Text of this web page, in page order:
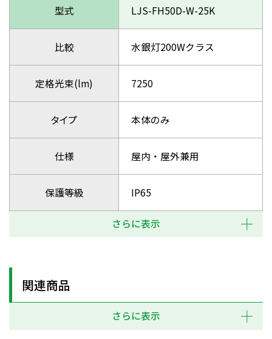
型式 LJS-FH50D-W-25K
比較 水銀灯200Wクラス
定格光束(lm) 7250
タイプ 本体のみ
仕様 屋内・屋外兼用
保護等級 IP65
さらに表示
関連商品
さらに表示